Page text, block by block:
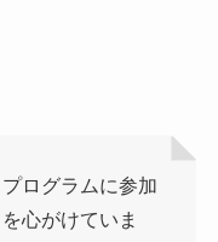
ログラムに参加
心がけていま